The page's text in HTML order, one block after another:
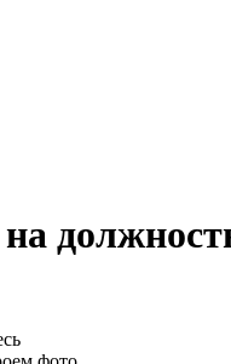
на